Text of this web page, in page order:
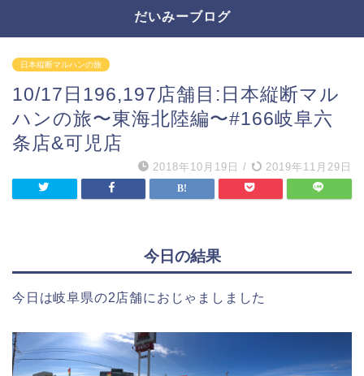
だいみーブログ
日本縦断マルハンの旅
10/17日196,197店舗目:日本縦断マル
ハンの旅〜東海北陸編〜#166岐阜六
条店&可児店
2018年10月19日 / 2019年11月29日
今日の結果
今日は岐阜県の2店舗におじゃましました